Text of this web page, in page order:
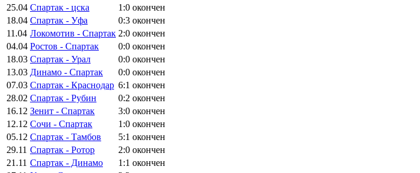
25.04 Спартак - цска 1:0 окончен
18.04 Спартак - Уфа 0:3 окончен
11.04 Локомотив - Спартак 2:0 окончен
04.04 Ростов - Спартак 0:0 окончен
18.03 Спартак - Урал 0:0 окончен
13.03 Динамо - Спартак 0:0 окончен
07.03 Спартак - Краснодар 6:1 окончен
28.02 Спартак - Рубин 0:2 окончен
16.12 Зенит - Спартак 3:0 окончен
12.12 Сочи - Спартак 1:0 окончен
05.12 Спартак - Тамбов 5:1 окончен
29.11 Спартак - Ротор 2:0 окончен
21.11 Спартак - Динамо 1:1 окончен